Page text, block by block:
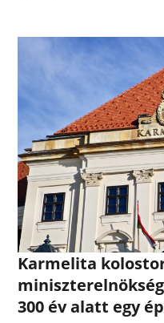
Karmelita
300 év alatt egy